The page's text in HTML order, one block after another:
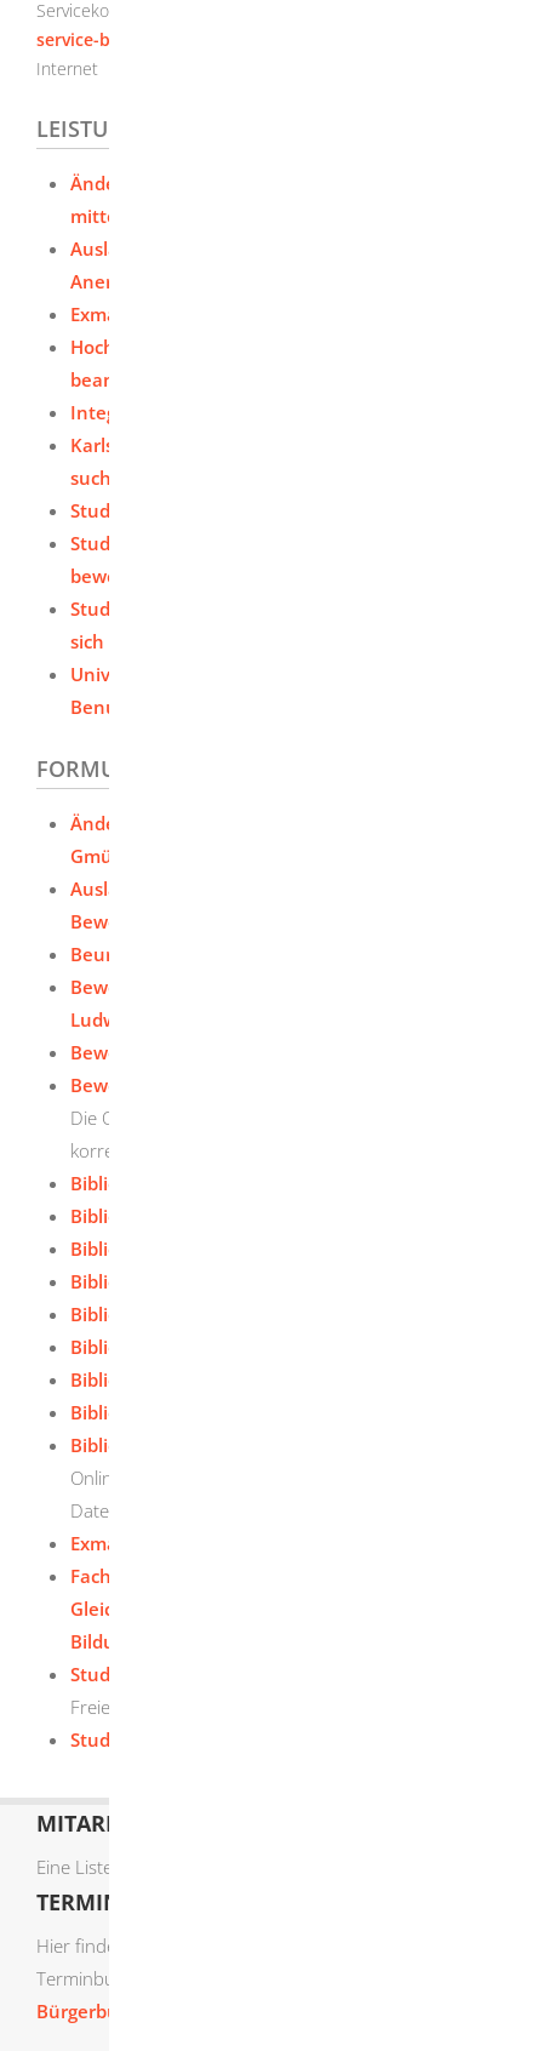
Servicekonto
service-bw.de senden
Internet
LEISTUNGEN
Änderung persönlicher Daten der Hochschule
mitteilen
Ausländische Hochschulzugangsberechtigung -
Anerkennung beantragen
Exmatrikulation - Studium beenden
Hochschulzugang für beruflich Qualifizierte
beantragen
Integriertes Auslandsstudium beantragen
Karlsruher Virtueller Katalog (KVK) - Literatur
suchen
Studienplatz - Beurlaubung beantragen
Studienplatz als ausländischer Studierender - sich
bewerben
Studienplatz ohne Zulassungsbeschränkung -
sich bewerben / einschreiben
Universitätsbibliotheken des Landes -
Benutzerausweis beantragen
FORMULARE UND ONLINEDIENSTE
Änderung persönlicher Daten der PH Schwäbisch
Gmünd mitteilen
Ausländische Studienbewerberinnen und
Bewerber - PH Schwäbisch Gmünd
Beurlaubung - PH Schwäbisch Gmünd
Bewerben - Pädagogische Hochschule
Ludwigsburg
Bewerben - PH Schwäbisch Gmünd
Bewerben - Universität Freiburg
Die Onlinebewerbung bei der Universität Freiburg
korrekt durchführen
Bibliotheksdienste - KIT
Bibliotheksdienste - Uni Heidelberg
Bibliotheksdienste - Uni Hohenheim
Bibliotheksdienste - Uni Konstanz
Bibliotheksdienste - Uni Mannheim
Bibliotheksdienste - Uni Stuttgart
Bibliotheksdienste - Uni Tübingen
Bibliotheksdienste - Uni Ulm
Bibliotheksdienste - Universität Freiburg
Online-Katalog, Online-Ausleihe, Online-Fernleihe,
Datenbanken & weitere Dienste der UB-Freiburg
Exmatrikulation - PH Schwäbisch Gmünd
Fachhochschule - Feststellung der
Gleichwertigkeit ausländischer
Bildungsnachweise
Studienplatz-Broker
Freie Studienplätze für das kommende Semester
Studieren ohne Abitur - PH Schwäbisch Gmünd
MITARBEITERLISTE
Eine Liste der Mitarbeiter von A-Z finden Sie
TERMIN ONLINE BUCHEN
Hier finden Sie die verfügbaren Sachgebiete zur Online-
Terminbuchung:
Bürgerbüro Termine online buchen